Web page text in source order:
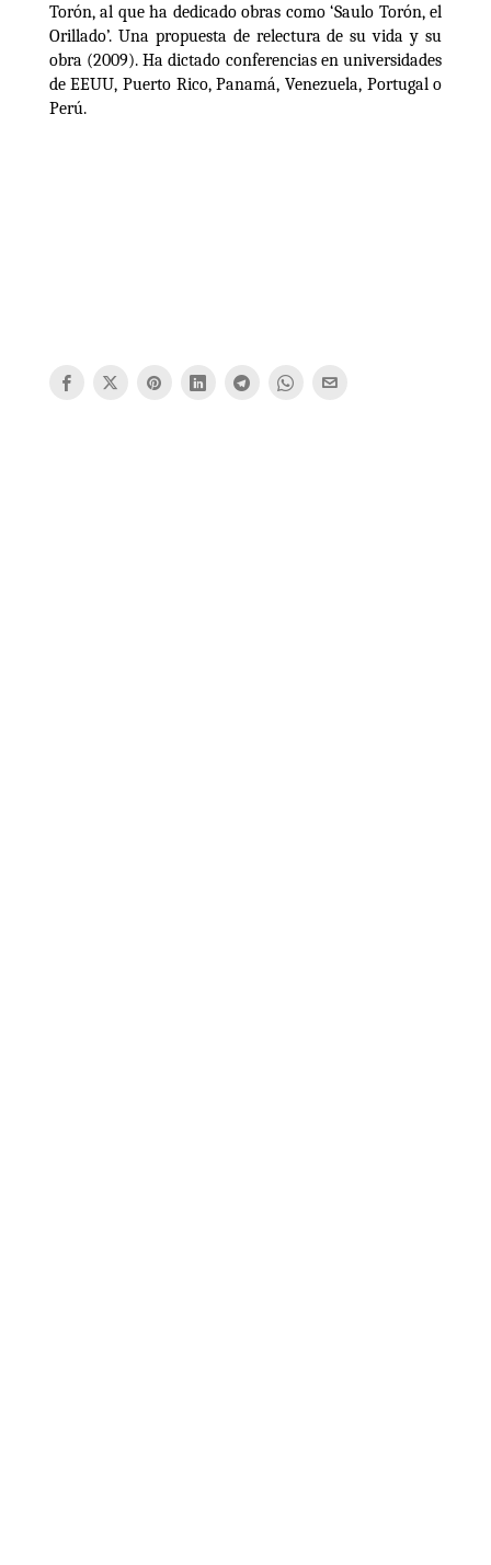
Torón, al que ha dedicado obras como ‘Saulo Torón, el
Orillado’. Una propuesta de relectura de su vida y su
obra (2009). Ha dictado conferencias en universidades
de EEUU, Puerto Rico, Panamá, Venezuela, Portugal o
Perú.